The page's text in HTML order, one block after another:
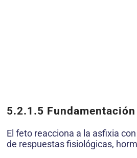
5.2.1.5 Fundamentación
El feto reacciona a la asfixia
de respuestas fisiológicas,